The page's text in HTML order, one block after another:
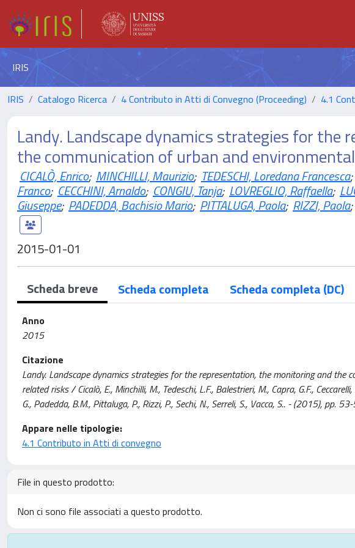
IRIS
IRIS Catalogo Ricerca 4 Contributo in Atti di Convegno (Proceeding) 4.1
Landy. Landscape dynamics strategies for
the communication of urban and
CICALÒ, Enrico; MINCHILLI, Maurizio; TEDESCHI, Loredana Francesca;
Franco; CECCHINI, Arnaldo; CONGIU, Tanja; LOVREGLIO, Raffaella;
Giuseppe; PADEDDA, Bachisio Mario; PITTALUGA, Paola; RIZZI, Paola;
2015-01-01
Scheda breve Scheda completa Scheda completa (DC)
Anno
2015
Citazione
Landy. Landscape dynamics strategies for the representation, the monitoring and
related risks / Cicalò, E., Minchilli, M., Tedeschi, L.F., Balestrieri, M., Capra, G.F.,
G., Padedda, B.M., Pittaluga, P., Rizzi, P., Sechi, N., Serreli, S., Vacca, S.. - (2015),
Appare nelle tipologie:
4.1 Contributo in Atti di convegno
File in questo prodotto:
Non ci sono file associati a questo prodotto.